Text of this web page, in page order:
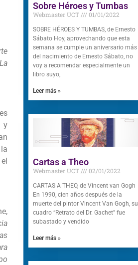
y
Sobre Héroes y Tumbas
Webmaster UCT 01/01/2022
SOBRE HÉROES Y TUMBAS, de Ernesto
Sábato Hoy, aprovechando que esta
semana se cumple un aniversario más
del nacimiento de Ernesto Sábato, no
voy a recomendar especialmente un
libro suyo,
Leer más »
Cartas a Theo
Webmaster UCT 02/01/2022
CARTAS A THEO, de Vincent van Gogh
En 1990, cien años después de la
muerte del pintor Vincent Van Gogh, su
cuadro “Retrato del Dr. Gachet” fue
subastado y vendido
Leer más »